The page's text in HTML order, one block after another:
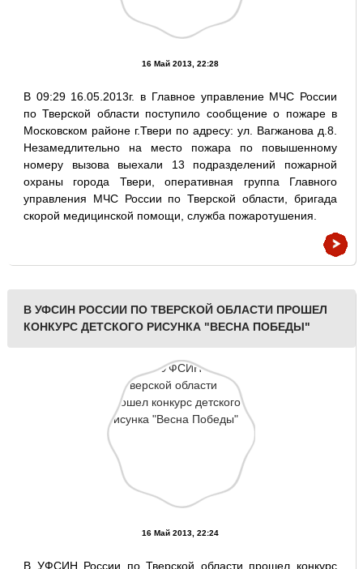
16 Май 2013, 22:28
В 09:29 16.05.2013г. в Главное управление МЧС России
по Тверской области поступило сообщение о пожаре в
Московском районе г.Твери по адресу: ул. Вагжанова д.8.
Незамедлительно на место пожара по повышенному
номеру вызова выехали 13 подразделений пожарной
охраны города Твери, оперативная группа Главного
управления МЧС России по Тверской области, бригада
скорой медицинской помощи, служба пожаротушения.
В УФСИН РОССИИ ПО ТВЕРСКОЙ ОБЛАСТИ ПРОШЕЛ
КОНКУРС ДЕТСКОГО РИСУНКА "ВЕСНА ПОБЕДЫ"
16 Май 2013, 22:24
В УФСИН России по Тверской области прошел конкурс